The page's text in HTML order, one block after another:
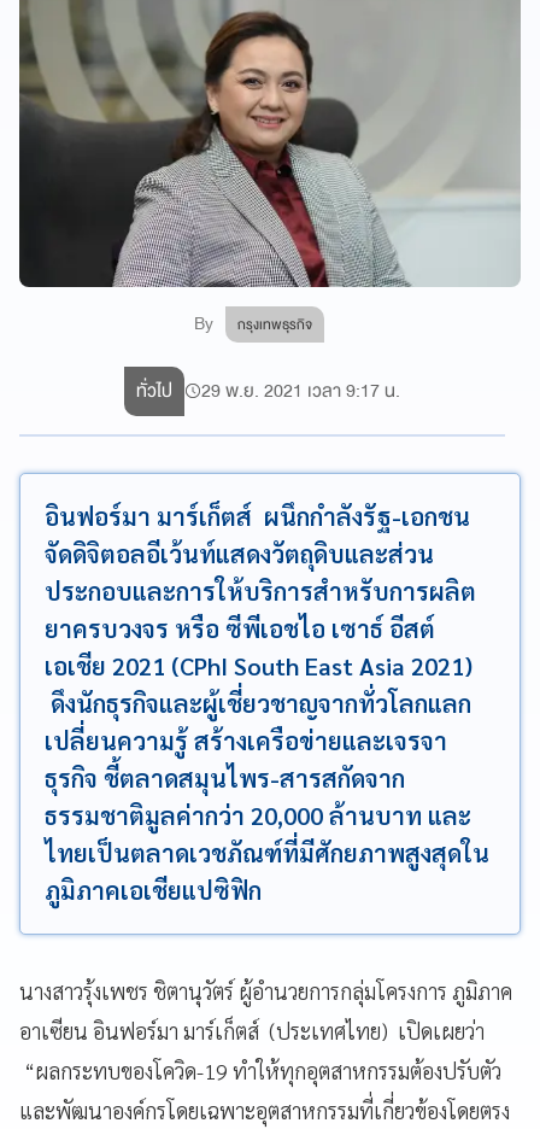
By กรุงเทพธุรกิจ
ทั่วไป 29 พ.ย. 2021 เวลา 9:17 น.
อินฟอร์มา มาร์เก็ตส์ ผนึกกำลังรัฐ-เอกชน
จัดดิจิตอลอีเว้นท์แสดงวัตถุดิบและส่วน
ประกอบและการให้บริการสำหรับการผลิต
ยาครบวงจร หรือ ซีพีเอชไอ เซาธ์ อีสต์
เอเชีย 2021 (CPhI South East Asia 2021)
ดึงนักธุรกิจและผู้เชี่ยวชาญจากทั่วโลกแลก
เปลี่ยนความรู้ สร้างเครือข่ายและเจรจา
ธุรกิจ ชี้ตลาดสมุนไพร-สารสกัดจาก
ธรรมชาติมูลค่ากว่า 20,000 ล้านบาท และ
ไทยเป็นตลาดเวชภัณฑ์ที่มีศักยภาพสูงสุดใน
ภูมิภาคเอเชียแปซิฟิก
นางสาวรุ้งเพชร ชิตานุวัตร์ ผู้อำนวยการกลุ่มโครงการ ภูมิภาค
อาเซียน อินฟอร์มา มาร์เก็ตส์ (ประเทศไทย) เปิดเผยว่า
“ผลกระทบของโควิด-19 ทำให้ทุกอุตสาหกรรมต้องปรับตัว
และพัฒนาองค์กรโดยเฉพาะอุตสาหกรรมที่เกี่ยวข้องโดยตรง